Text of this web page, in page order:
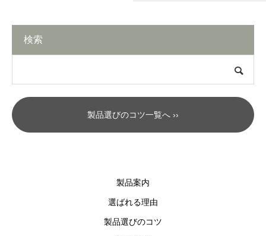
検索
製品選びのコツ一覧へ ››
製品案内
選ばれる理由
製品選びのコツ